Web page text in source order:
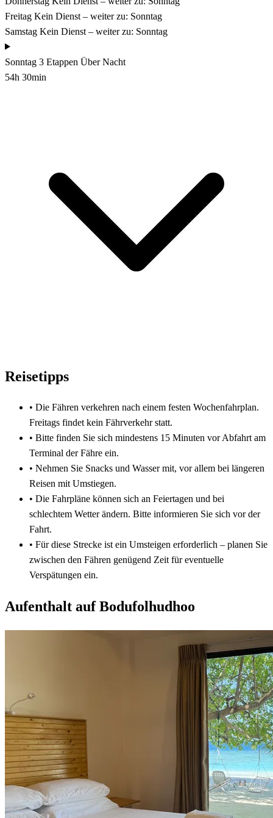
Freitag Kein Dienst – weiter zu: Sonntag
Samstag Kein Dienst – weiter zu: Sonntag
Sonntag 3 Etappen Über Nacht
54h 30min
Reisetipps
• Die Fähren verkehren nach einem festen Wochenfahrplan.
Freitags findet kein Fährverkehr statt.
• Bitte finden Sie sich mindestens 15 Minuten vor Abfahrt am
Terminal der Fähre ein.
• Nehmen Sie Snacks und Wasser mit, vor allem bei längeren
Reisen mit Umstiegen.
• Die Fahrpläne können sich an Feiertagen und bei
schlechtem Wetter ändern. Bitte informieren Sie sich vor der
Fahrt.
• Für diese Strecke ist ein Umsteigen erforderlich – planen Sie
zwischen den Fähren genügend Zeit für eventuelle
Verspätungen ein.
Aufenthalt auf Bodufolhudhoo